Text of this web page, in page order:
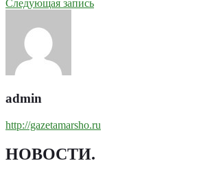
Следующая запись
admin
http://gazetamarsho.ru
НОВОСТИ.